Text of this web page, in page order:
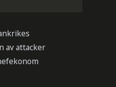
av attacker